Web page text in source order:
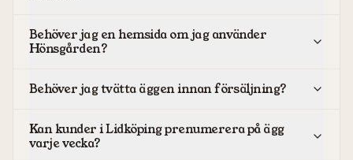
Behöver jag en hemsida om jag använder
Hönsgården?
Behöver jag tvätta äggen innan försäljning?
Kan kunder i Lidköping prenumerera på ägg
varje vecka?